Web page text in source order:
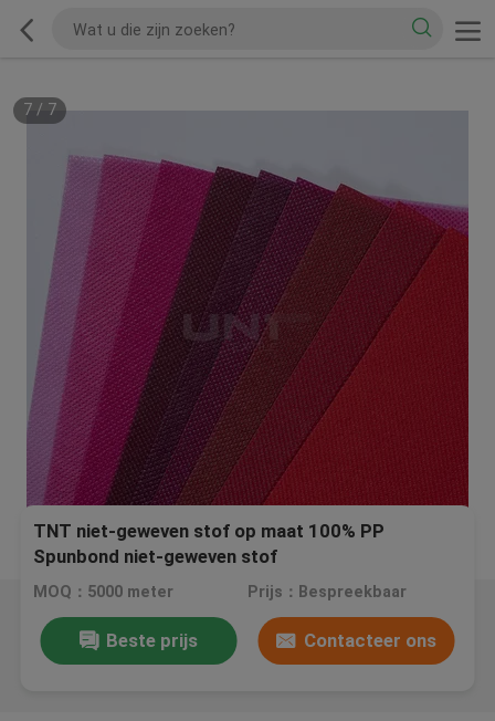
7/ 7
TNT niet-geweven stof op maat 100% PP
Spunbond niet-geweven stof
MOQ：5000 meter Prijs：Bespreekbaar
Beste prijs Contacteer ons